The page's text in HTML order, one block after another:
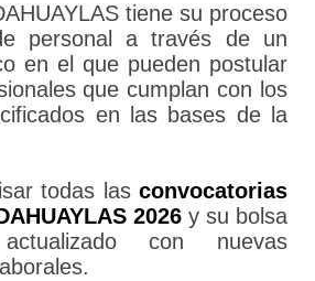
tiene su proceso
personal a través de un
en el que pueden postular
que cumplan con los
en las bases de la
todas las convocatorias
2026 y su bolsa
con nuevas